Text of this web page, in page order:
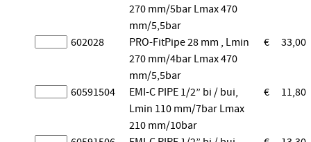
270 mm/5bar Lmax 470
mm/5,5bar
602028
PRO-FitPipe 28 mm , Lmin
270 mm/4bar Lmax 470
mm/5,5bar
€ 33,00
60591504
EMI-C PIPE 1/2” bi / bui,
Lmin 110 mm/7bar Lmax
210 mm/10bar
€ 11,80